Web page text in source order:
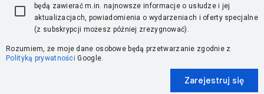
będą zawierać m.in. najnowsze informacje o usłudze i jej
aktualizacjach, powiadomienia o wydarzeniach i oferty specjalne
(z subskrypcji możesz później zrezygnować).
Rozumiem, że moje dane osobowe będą przetwarzanie zgodnie z
Polityką prywatności Google.
Zarejestruj się